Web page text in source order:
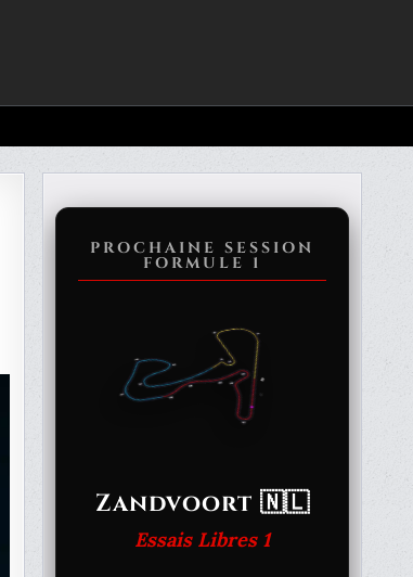
PROCHAINE SESSION
FORMULE 1
Zandvoort 🇳🇱
Essais Libres 1